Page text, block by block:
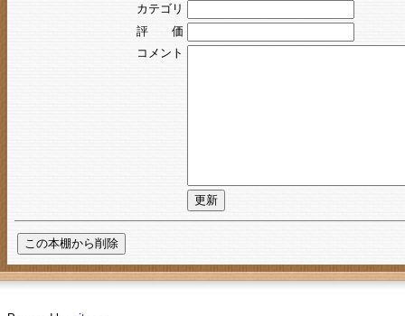
カテゴリ
評 価
コメント